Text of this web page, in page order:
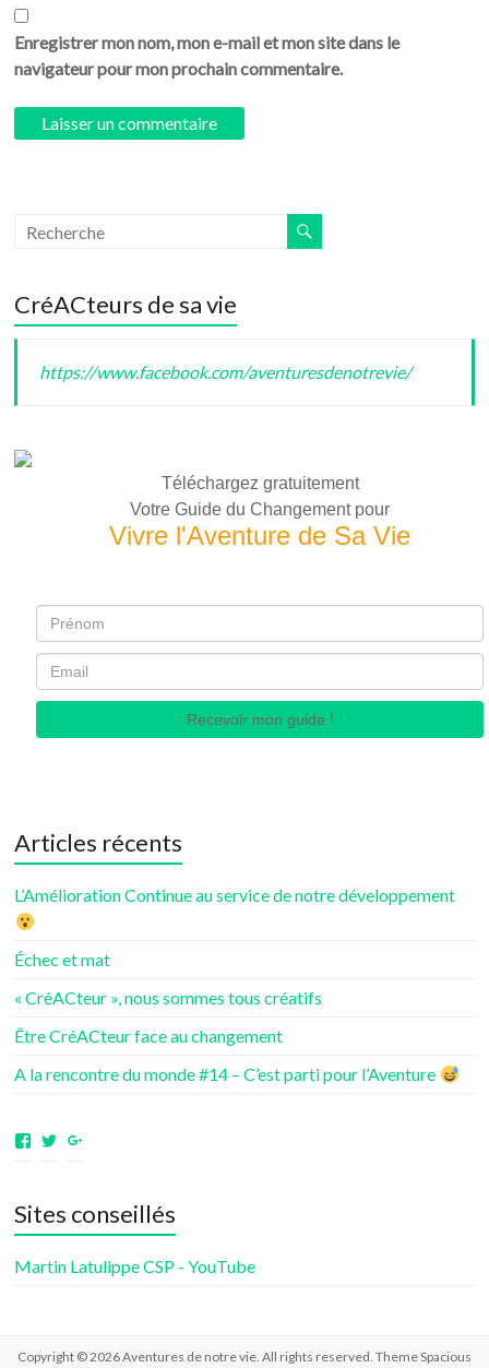
Enregistrer mon nom, mon e-mail et mon site dans le
navigateur pour mon prochain commentaire.
CréACteurs de sa vie
https://www.facebook.com/aventuresdenotrevie/
Téléchargez gratuitement
Votre Guide du Changement pour
Vivre l'Aventure de Sa Vie
Recevoir mon guide !
Articles récents
L’Amélioration Continue au service de notre développement
Échec et mat
« CréACteur », nous sommes tous créatifs
Être CréACteur face au changement
A la rencontre du monde #14 – C’est parti pour l’Aventure
Voir
aventuresdenotrevie
sur
Voir
Samsenie
sur
samsenie
sur
Sites conseillés
Martin Latulippe CSP - YouTube
Copyright © 2026Aventures de notre vie. All rights reserved. ThemeSpacious